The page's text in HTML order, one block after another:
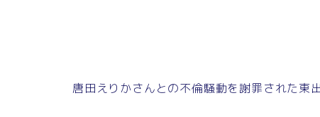
唐田えりかさんとの不倫騒動を謝罪された東